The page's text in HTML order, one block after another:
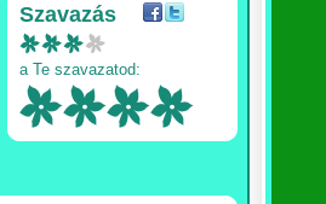
Szavazás
a Te szavazatod: